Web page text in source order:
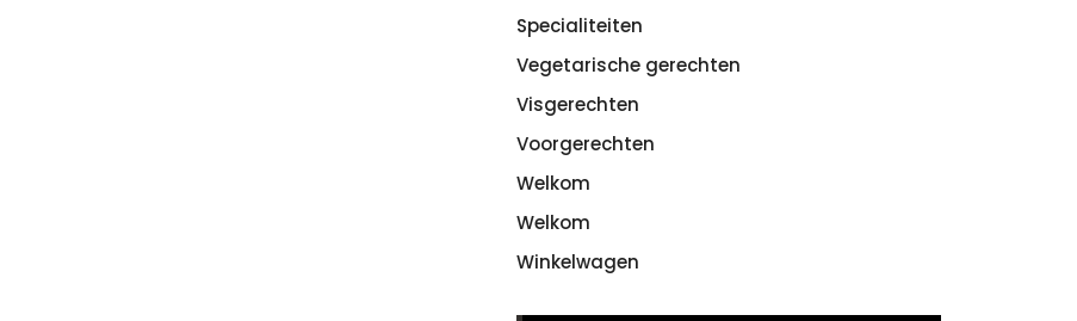
Specialiteiten
Vegetarische gerechten
Visgerechten
Voorgerechten
Welkom
Welkom
Winkelwagen